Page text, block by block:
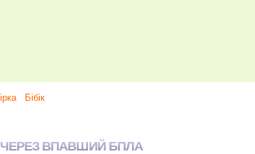
Бібік
ВПАВШИЙ БПЛА